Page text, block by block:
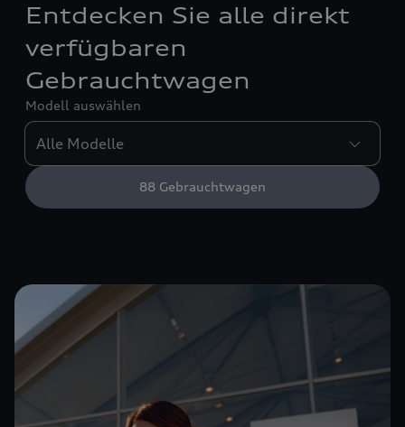
Entdecken Sie alle direkt
verfügbaren
Gebrauchtwagen
Modell auswählen
88 Gebrauchtwagen